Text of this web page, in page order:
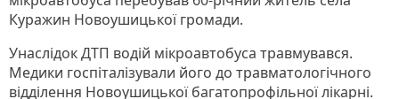
Куражин Новоушицької громади.
Унаслідок ДТП водій мікроавтобуса травмувався.
Медики госпіталізували його до травматологічного
відділення Новоушицької багатопрофільної лікарні.